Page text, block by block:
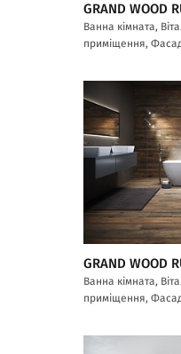
GRAND WOOD
Ванна кімната,
приміщення,
GRAND WOOD
Ванна кімната,
приміщення,